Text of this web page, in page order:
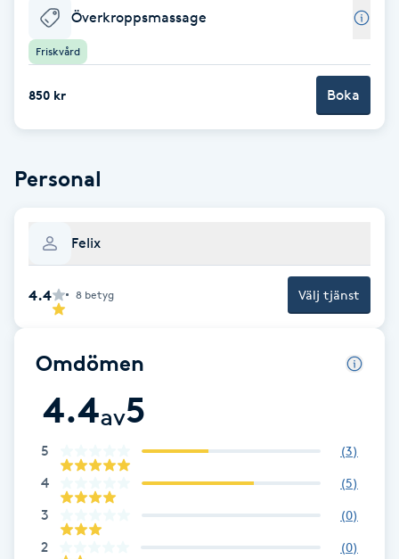
Babylights
Bambumassage
Barber
Blowout
Brynformning
Brynfärgning
Brynplockning
Överkroppsmassage
Friskvård
850 kr Boka
Personal
Felix
4.4 8 betyg Välj tjänst
Omdömen
4.4av5
5 (3)
4 (5)
3 (0)
2 (0)